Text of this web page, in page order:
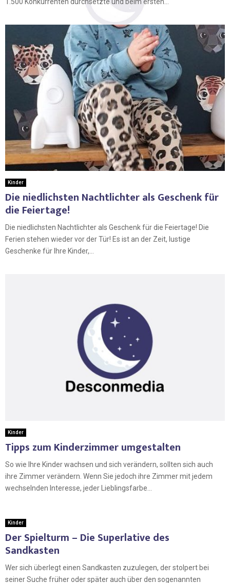
Kinder
Die niedlichsten Nachtlichter als Geschenk für
die Feiertage!
Die niedlichsten Nachtlichter als Geschenk für die Feiertage! Die
Ferien stehen wieder vor der Tür! Es ist an der Zeit, lustige
Geschenke für Ihre Kinder,...
Kinder
Tipps zum Kinderzimmer umgestalten
So wie Ihre Kinder wachsen und sich verändern, sollten sich auch
ihre Zimmer verändern. Wenn Sie jedoch ihre Zimmer mit jedem
wechselnden Interesse, jeder Lieblingsfarbe...
Kinder
Der Spielturm – Die Superlative des
Sandkasten
Wer sich überlegt einen Sandkasten zuzulegen, der stolpert bei
seiner Suche früher oder später auch über den sogenannten